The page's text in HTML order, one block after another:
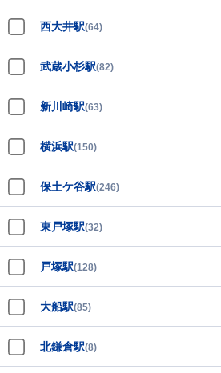
西大井駅(64)
武蔵小杉駅(82)
新川崎駅(63)
横浜駅(150)
保土ケ谷駅(246)
東戸塚駅(32)
戸塚駅(128)
大船駅(85)
北鎌倉駅(8)